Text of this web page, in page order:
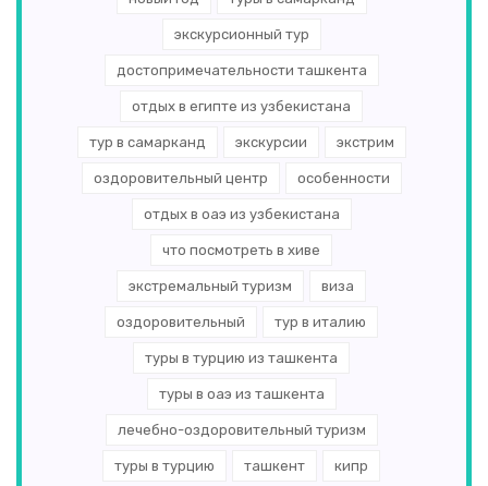
экскурсионный тур
достопримечательности ташкента
отдых в египте из узбекистана
тур в самарканд экскурсии экстрим
оздоровительный центр особенности
отдых в оаэ из узбекистана
что посмотреть в хиве
экстремальный туризм виза
оздоровительный тур в италию
туры в турцию из ташкента
туры в оаэ из ташкента
лечебно-оздоровительный туризм
туры в турцию ташкент кипр